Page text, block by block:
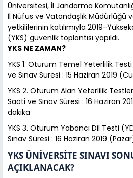
Üniversitesi, İl Jandarma
İl Nüfus ve Vatandaşlık Müdürlüğü
yetkililerinin katılımıyla 2019-
(YKS) güvenlik toplantısı yapıldı.
YKS NE ZAMAN?
YKS 1. Oturum Temel Yeterlilik
ve Sınav Süresi : 15 Haziran 2019
YKS 2. Oturum Alan Yeterlilik
Saati ve Sınav Süresi : 16 Haziran
dakika
YKS 3. Oturum Yabancı Dil Testi
Sınav Süresi : 16 Haziran 2019
YKS ÜNİVERSİTE SINAVI
AÇIKLANACAK?